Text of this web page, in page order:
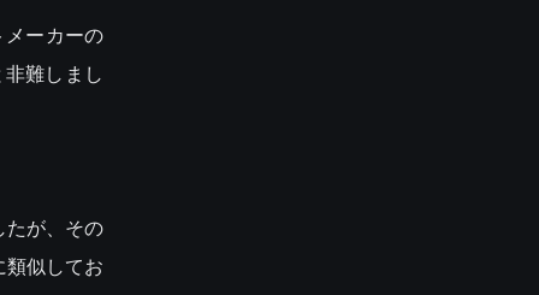
ーカーの
難しまし
が、その
似してお